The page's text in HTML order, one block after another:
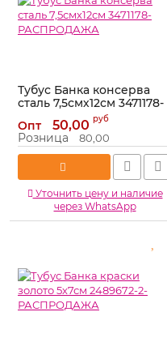
Тубус Банка консерва
сталь 7,5смх12см 3471178-
РАСПРОДАЖА
Артикул: 3471178-РАСПРОДАЖА
Опт 50,00 руб
Розница 80,00
Уточнить цену и наличие
через WhatsApp